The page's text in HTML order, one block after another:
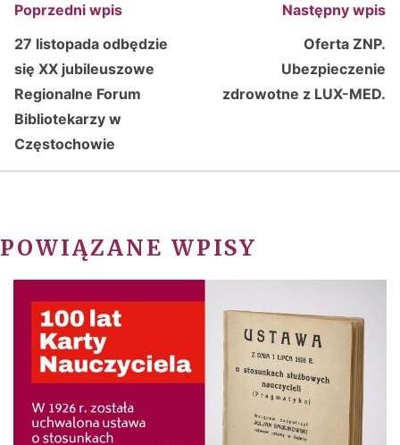
Poprzedni wpis
27 listopada odbędzie
się XX jubileuszowe
Regionalne Forum
Bibliotekarzy w
Częstochowie
Następny wpis
Oferta ZNP.
Ubezpieczenie
zdrowotne z LUX-MED.
POWIĄZANE WPISY